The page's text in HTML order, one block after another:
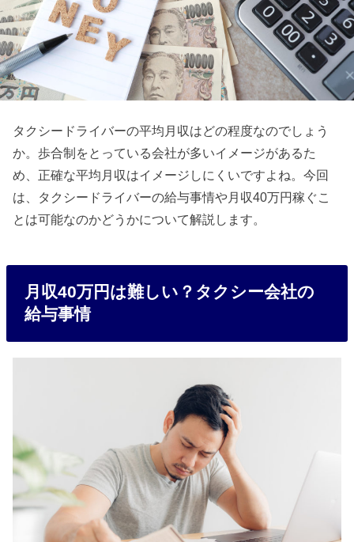
タクシードライバーの平均月収はどの程度なのでしょう
か。歩合制をとっている会社が多いイメージがあるた
め、正確な平均月収はイメージしにくいですよね。今回
は、タクシードライバーの給与事情や月収40万円稼ぐこ
とは可能なのかどうかについて解説します。
月収40万円は難しい？タクシー会社の
給与事情